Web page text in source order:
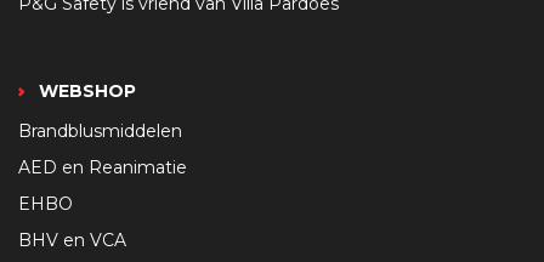
WEBSHOP
Brandblusmiddelen
AED en Reanimatie
EHBO
BHV en VCA